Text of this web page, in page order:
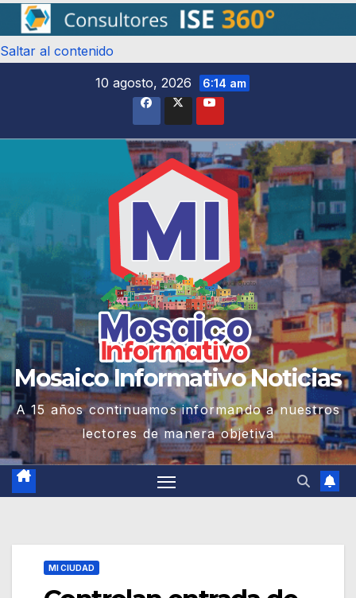
Saltar al contenido
10 agosto, 2026
6:14 am
Mosaico Informativo Noticias
A 15 años continuamos informando a nuestros
lectores de manera objetiva
MI CIUDAD